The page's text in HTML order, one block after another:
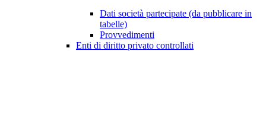
Dati società partecipate (da pubblicare in
tabelle)
Provvedimenti
Enti di diritto privato controllati